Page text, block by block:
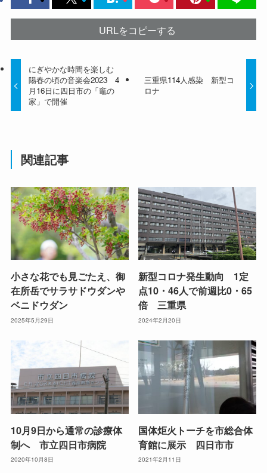
URLをコピーする
にぎやかな時間を楽しむ
陽春の頃の音楽会2023 4
月16日に四日市の「竈の
家」で開催
三重県114人感染 新型コ
ロナ
関連記事
小さな花でも見ごたえ、御
在所岳でサラサドウダンや
ベニドウダン
2025年5月29日
新型コロナ発生動向 1定
点10・46人で前週比0・65
倍 三重県
2024年2月20日
10月9日から通常の診療体
制へ 市立四日市病院
2020年10月8日
国体炬火トーチを市総合体
育館に展示 四日市市
2021年2月11日